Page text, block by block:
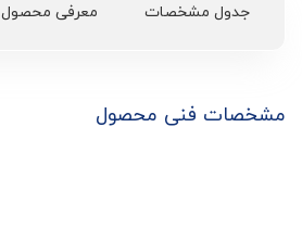
جدول مشخصات معرفی محصول
مشخصات فنی محصول